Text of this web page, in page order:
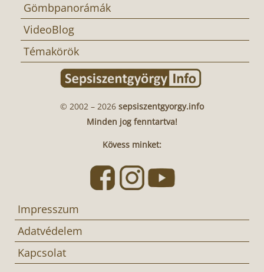
Gömbpanorámák
VideoBlog
Témakörök
© 2002 – 2026 sepsiszentgyorgy.info
Minden jog fenntartva!
Kövess minket:
Impresszum
Adatvédelem
Kapcsolat